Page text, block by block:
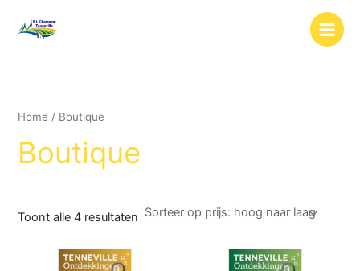
naar
Home / Boutique
Boutique
Toont alle 4 resultaten